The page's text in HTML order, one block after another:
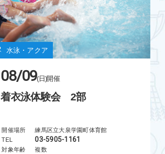
水泳・アクア
08/09(日)開催
着衣泳体験会 2部
開催場所
練馬区立大泉学園町体育館
TEL
03-5905-1161
対象年齢
複数